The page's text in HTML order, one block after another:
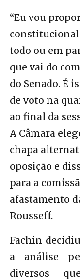
“Eu vou
todo ou em
que vai do
do Senado. É
de voto na
ao final da
A Câmara
chapa
oposição e
para a
afastamento
Rousseff.
Fachin
a análise
diversos